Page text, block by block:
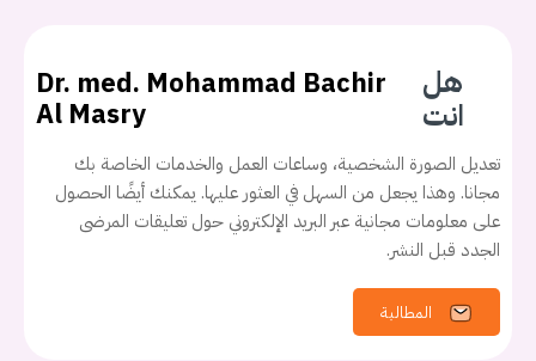
هل
انت
Dr. med. Mohammad Bachir
Al Masry
تعديل الصورة الشخصية، وساعات العمل والخدمات الخاصة بك
مجانا. وهذا يجعل من السهل في العثور عليها. يمكنك أيضًا الحصول
على معلومات مجانية عبر البريد الإلكتروني حول تعليقات المرضى
الجدد قبل النشر.
المطالبة